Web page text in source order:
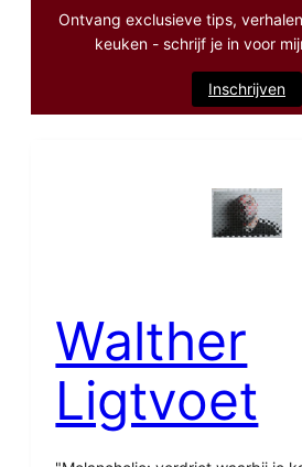
Ontvang exclusieve tips,
keuken - schrijf je in voor
Inschrijven
Walther
Ligtvoet